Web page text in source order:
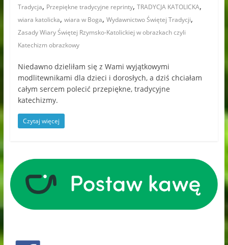
Tradycja, Przepiękne tradycyjne reprinty, TRADYCJA KATOLICKA,
wiara katolicka, wiara w Boga, Wydawnictwo Świętej Tradycji,
Zasady Wiary Świętej Rzymsko-Katolickiej w obrazkach czyli
Katechizm obrazkowy
Niedawno dzieliłam się z Wami wyjątkowymi
modlitewnikami dla dzieci i dorosłych, a dziś chciałam
całym sercem polecić przepiękne, tradycyjne
katechizmy.
Czytaj więcej